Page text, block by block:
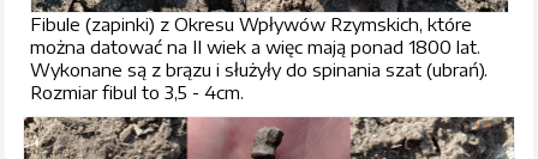
Fibule (zapinki) z Okresu Wpływów Rzymskich, które
można datować na II wiek a więc mają ponad 1800 lat.
Wykonane są z brązu i służyły do spinania szat (ubrań).
Rozmiar fibul to 3,5 - 4cm.